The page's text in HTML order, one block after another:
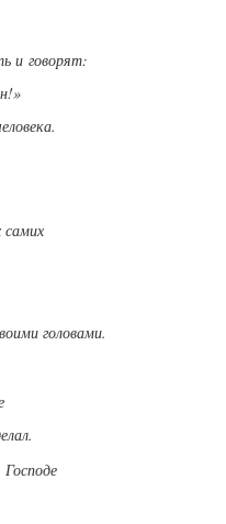
и говорят:
головами.